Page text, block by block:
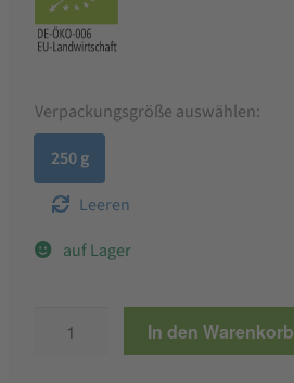
Verpackungsgröße auswählen:
250 g
Leeren
auf Lager
GOLD
In den Warenkorb